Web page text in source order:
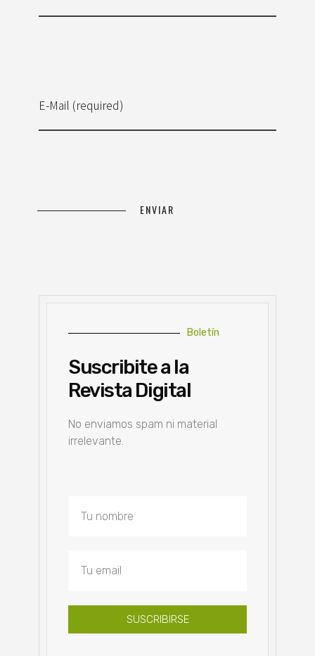
E-Mail (required)
Boletín
Suscribite a la
Revista Digital
No enviamos spam ni material
irrelevante.
SUSCRIBIRSE